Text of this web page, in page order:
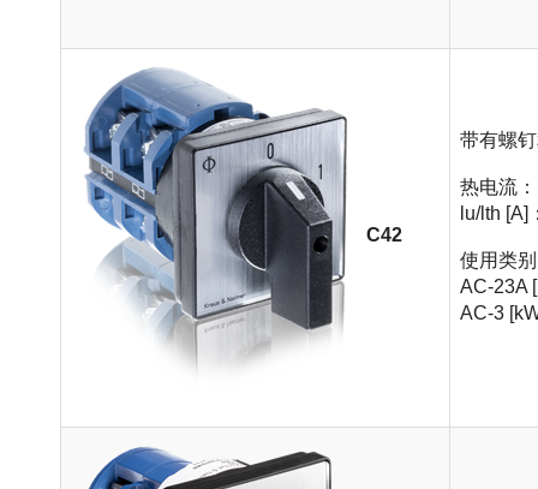
C42
带有螺
热电流：
lu/lth [A]
使用类
AC-23A
AC-3